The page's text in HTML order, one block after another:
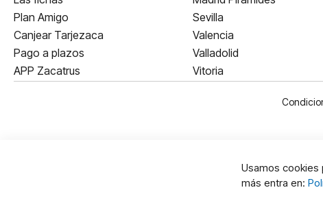
Plan Amigo
Canjear Tarjezaca
Pago a plazos
APP Zacatrus
Sevilla
Valencia
Valladolid
Vitoria
Usamos cookies
más entra en: